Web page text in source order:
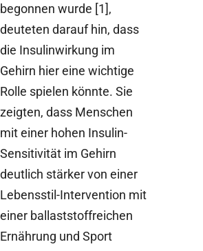
begonnen wurde [1],
deuteten darauf hin, dass
die Insulinwirkung im
Gehirn hier eine wichtige
Rolle spielen könnte. Sie
zeigten, dass Menschen
mit einer hohen Insulin-
Sensitivität im Gehirn
deutlich stärker von einer
Lebensstil-Intervention mit
einer ballaststoffreichen
Ernährung und Sport